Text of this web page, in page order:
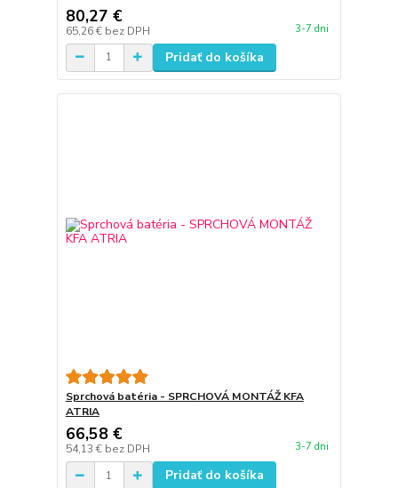
80,27 €
65,26 € bez DPH 3-7 dni
Pridať do košíka
Sprchová batéria - SPRCHOVÁ MONTÁŽ KFA
ATRIA
66,58 €
54,13 € bez DPH 3-7 dni
Pridať do košíka